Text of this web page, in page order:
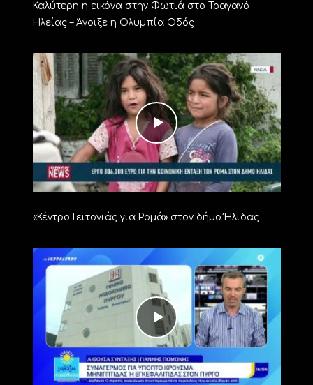
Καλύτερη η εικόνα στην Φωτιά στο Τραγανό
Ηλείας – Άνοιξε η Ολυμπία Οδός
«Κέντρο Γειτονιάς για Ρομά» στον δήμο Ήλιδας